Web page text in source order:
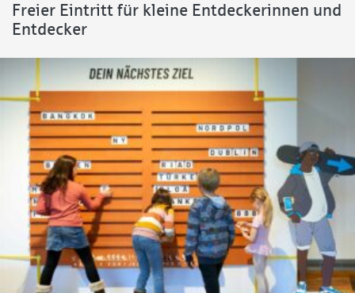
Freier Eintritt für kleine Entdeckerinnen und
Entdecker